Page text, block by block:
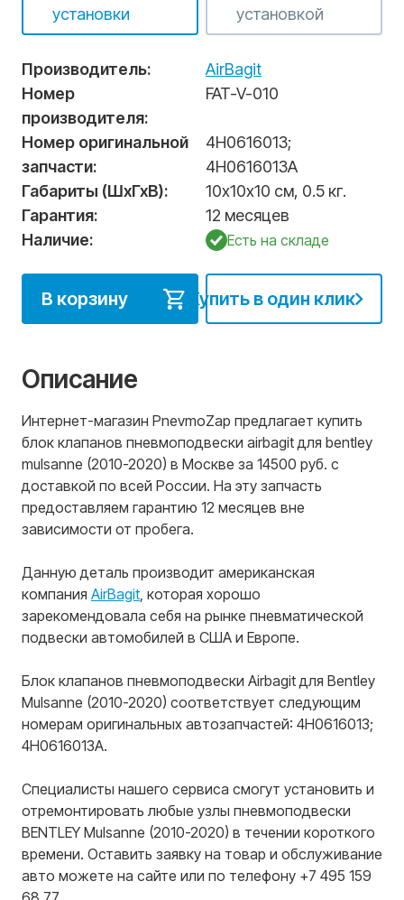
установки
установкой
Производитель:
AirBagit
Номер
производителя:
FAT-V-010
Номер оригинальной
запчасти:
4H0616013;
4H0616013A
Габариты (ШхГхВ):
10х10х10 см, 0.5 кг.
Гарантия:
12 месяцев
Наличие:
Есть на складе
В корзину Купить в один клик
Описание
Интернет-магазин PnevmoZap предлагает купить
блок клапанов пневмоподвески airbagit для bentley
mulsanne (2010-2020) в Москве за 14500 руб. с
доставкой по всей России. На эту запчасть
предоставляем гарантию 12 месяцев вне
зависимости от пробега.
Данную деталь производит американская
компания AirBagit, которая хорошо
зарекомендовала себя на рынке пневматической
подвески автомобилей в США и Европе.
Блок клапанов пневмоподвески Airbagit для Bentley
Mulsanne (2010-2020) соответствует следующим
номерам оригинальных автозапчастей: 4H0616013;
4H0616013A.
Специалисты нашего сервиса смогут установить и
отремонтировать любые узлы пневмоподвески
BENTLEY Mulsanne (2010-2020) в течении короткого
времени. Оставить заявку на товар и обслуживание
авто можете на сайте или по телефону +7 495 159